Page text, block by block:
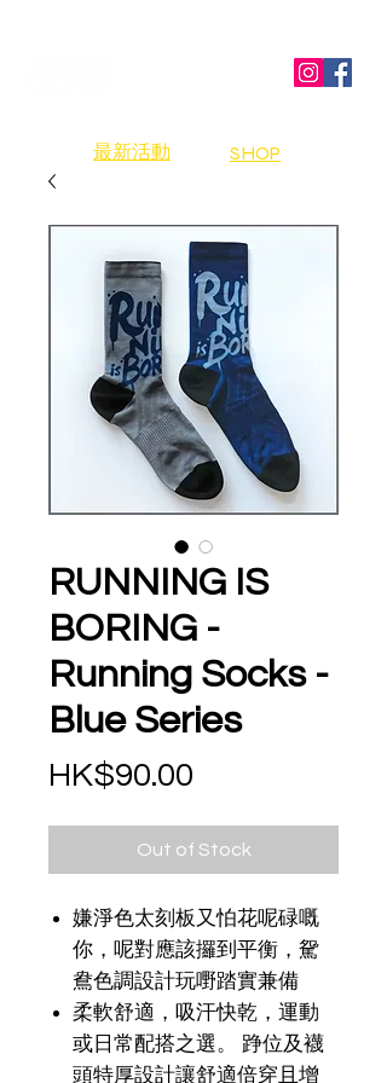
​最新活動 SHOP
RUNNING IS
BORING -
Running Socks -
Blue Series
HK$90.00
Out of Stock
嫌淨色太刻板又怕花呢碌嘅
你，呢對應該攞到平衡，駌
鴦色調設計玩嘢踏實兼備
柔軟舒適，吸汗快乾，運動
或日常配搭之選。 踭位及襪
頭特厚設計讓舒適倍穿且增